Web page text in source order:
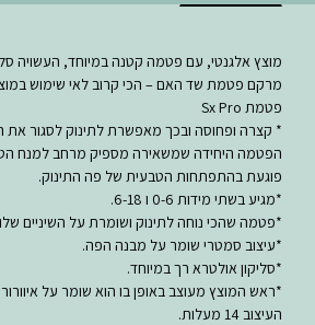
מוצץ אלגנטי, עם פטמה קטנה במיוחד, העשויה
מרקם פטמת שד האם – הכי קרוב לאי שימוש
פטמת Sx Pro
* קצרה ופחוסה ובכך מאפשרת לתינוק לסגור את
הפטמה היחידה שמשאירה מספיק מרחב למנח
פוגעת בהתפתחות הטבעית של פה התינוק.
*מגיע בשתי מידות 0-6 ו 6-18.
*פטמה שהכי נוחה לתינוק ושומרת על השיניים
*עיצוב סמטרי שומר על מבנה הפה.
*סליקון אולטרא רך במיוחד.
*ראש המוצץ מעוצב באופן בו הוא שומר על איוורור
העיצוב 14 מעלות.